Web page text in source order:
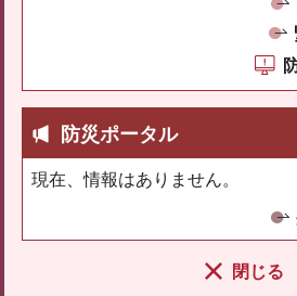
防災ポータル
現在、情報はありません。
閉じる